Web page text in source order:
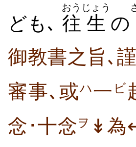
ども､ 往
おう
生
じょう
の
御教書之旨､
審事､或ハ一 ビ
念･十念ヲ ↡為